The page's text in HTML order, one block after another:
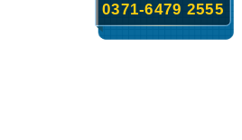
0371-6479 2555